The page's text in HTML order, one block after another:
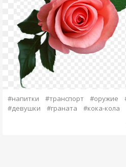
#напитки #транспорт #оружие
#девушки
#граната #кока-кола